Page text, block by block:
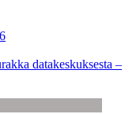
datakeskuksesta –